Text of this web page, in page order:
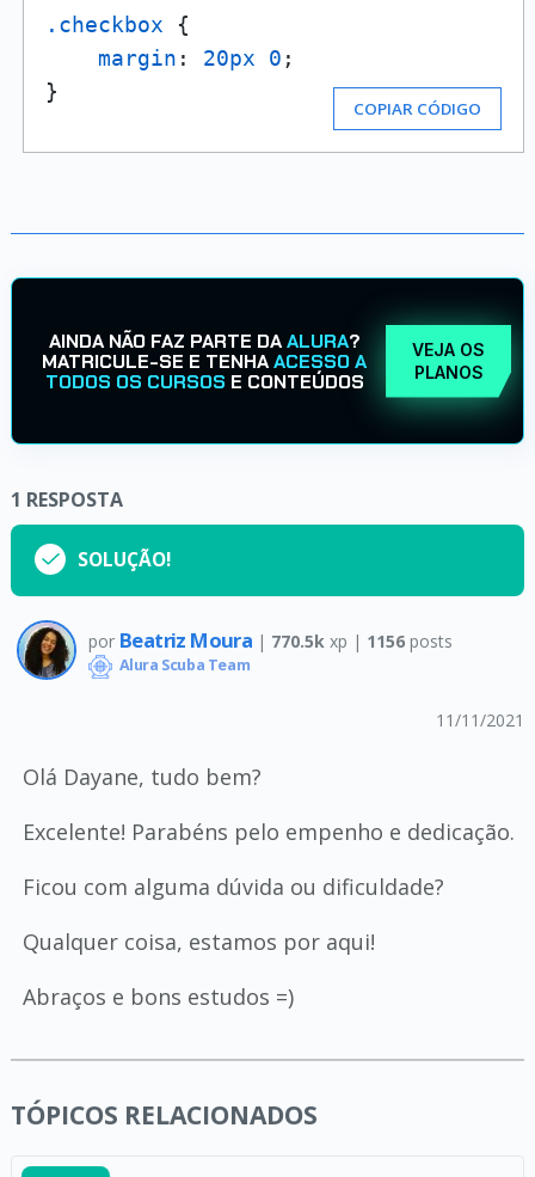
.checkbox {
margin : 20px 0 ;
}
COPIAR CÓDIGO
AINDA NÃO FAZ PARTE DAALURA?
MATRICULE-SE E TENHAACESSO A
TODOS OS CURSOS E CONTEÚDOS
VEJA OS
PLANOS
1 RESPOSTA
SOLUÇÃO!
por Beatriz Moura | 770.5k xp | 1156posts
Alura Scuba Team
11/11/2021
Olá Dayane, tudo bem?
Excelente! Parabéns pelo empenho e dedicação.
Ficou com alguma dúvida ou dificuldade?
Qualquer coisa, estamos por aqui!
Abraços e bons estudos =)
TÓPICOS RELACIONADOS